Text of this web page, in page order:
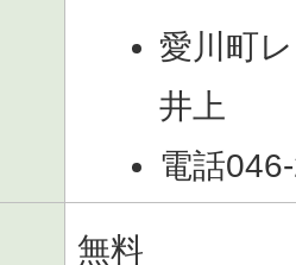
愛川町
井上
電話
無料